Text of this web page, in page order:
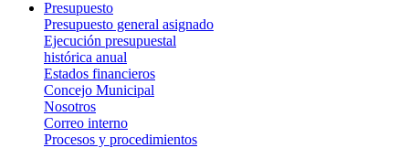
Presupuesto
Presupuesto general asignado
Ejecución presupuestal
histórica anual
Estados financieros
Concejo Municipal
Nosotros
Correo interno
Procesos y procedimientos